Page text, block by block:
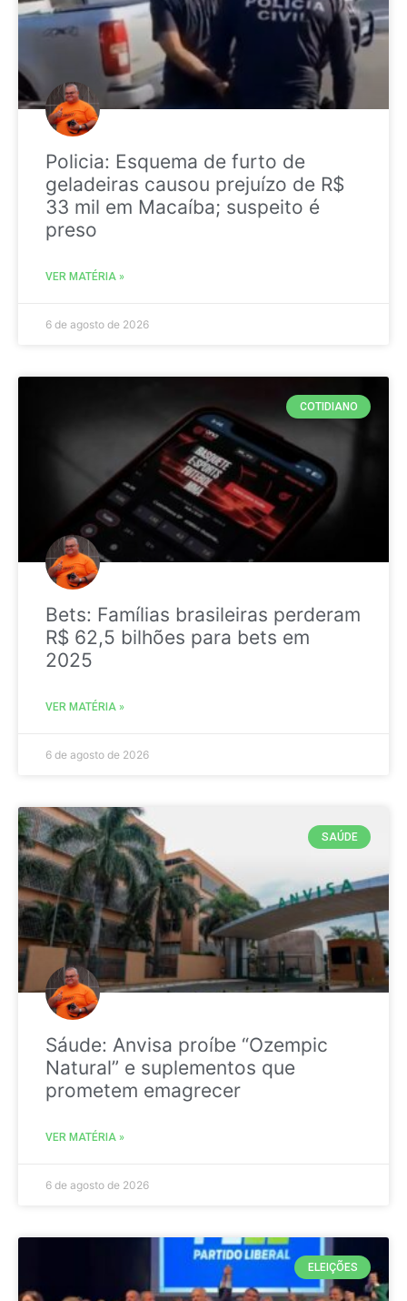
Policia: Esquema de furto de
geladeiras causou prejuízo de R$
33 mil em Macaíba; suspeito é
preso
VER MATÉRIA »
6 de agosto de 2026
COTIDIANO
Bets: Famílias brasileiras perderam
R$ 62,5 bilhões para bets em
2025
VER MATÉRIA »
6 de agosto de 2026
SAÚDE
Sáude: Anvisa proíbe “Ozempic
Natural” e suplementos que
prometem emagrecer
VER MATÉRIA »
6 de agosto de 2026
ELEIÇÕES